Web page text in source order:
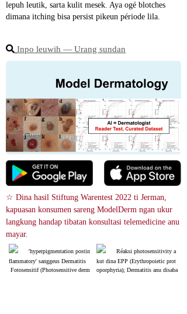
lepuh leutik, sarta kulit mesek. Aya ogé blotches
dimana itching bisa persist pikeun période lila.
Inpo leuwih ― Urang sundan
☆ Dina hasil Stiftung Warentest 2022 ti Jerman,
kapuasan konsumen sareng ModelDerm ngan ukur
langkung handap tibatan konsultasi telemedicine anu
mayar.
'hyperpigmentation postin
flammatory' sanggeus Dermatitis
Fotosensitif (Photosensitive derm
Réaksi photosensitivity a
kut dina EPP (Erythropoietic prot
oporphyria); Dermatitis anu disaba